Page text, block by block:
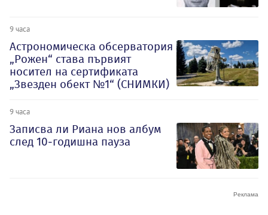
9 часа
Астрономическа обсерватория
„Рожен“ става първият
носител на сертификата
„Звезден обект №1“ (СНИМКИ)
9 часа
Записва ли Риана нов албум
след 10-годишна пауза